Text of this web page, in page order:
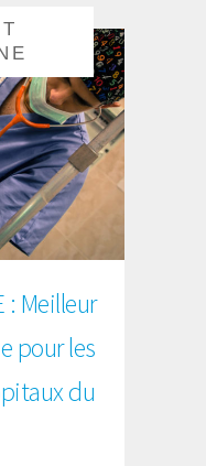
: Meilleur
pour les
du